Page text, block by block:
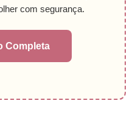
com segurança.
Completa